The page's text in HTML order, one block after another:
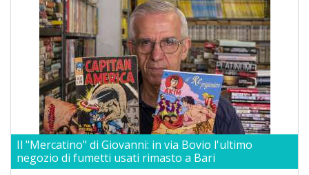
Il "Mercatino" di Giovanni: in via Bovio l'ultimo
negozio di fumetti usati rimasto a Bari